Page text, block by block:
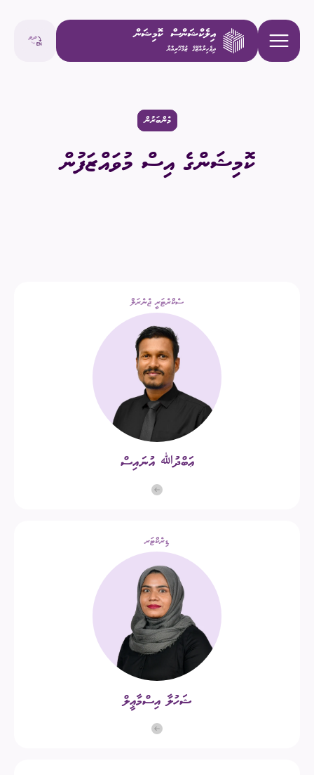
މެންބަރުން
ކޮމިޝަންގެ އިސް މުވައްޒަފުން
ސެކްރެޓަރީ ޖެނެރަލް
ޢަބްދުﷲ އުނައިސް
ޑިރެކްޓަރ
ޝަހުލާ އިސްމާޢީލް